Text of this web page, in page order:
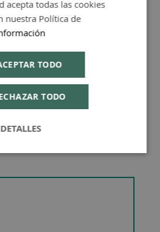
Producto
acepta todas las cookies
nuestra Política de
TODO
TODO